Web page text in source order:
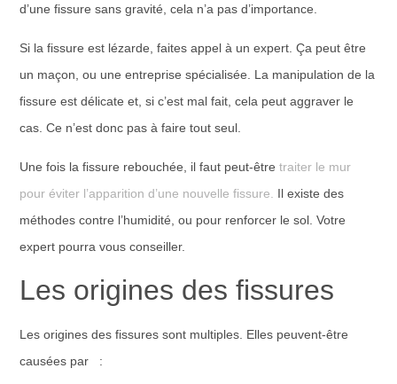
d’une fissure sans gravité, cela n’a pas d’importance.
Si la fissure est lézarde, faites appel à un expert. Ça peut être
un maçon, ou une entreprise spécialisée. La manipulation de la
fissure est délicate et, si c’est mal fait, cela peut aggraver le
cas. Ce n’est donc pas à faire tout seul.
Une fois la fissure rebouchée, il faut peut-êtretraiter le mur
pour éviter l’apparition d’une nouvelle fissure. Il existe des
méthodes contre l’humidité, ou pour renforcer le sol. Votre
expert pourra vous conseiller.
Les origines des fissures
Les origines des fissures sont multiples. Elles peuvent-être
causées par :